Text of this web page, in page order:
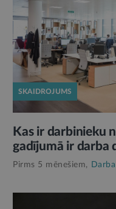
SKAIDROJUMS
Kas ir darbinieku
gadījumā ir darba
Pirms 5 mēnešiem,